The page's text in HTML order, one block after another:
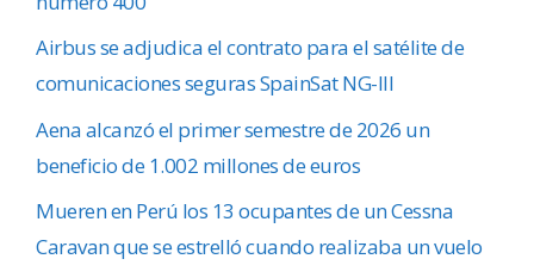
Airbus se adjudica el contrato para el satélite de
comunicaciones seguras SpainSat NG-III
Aena alcanzó el primer semestre de 2026 un
beneficio de 1.002 millones de euros
Mueren en Perú los 13 ocupantes de un Cessna
Caravan que se estrelló cuando realizaba un vuelo